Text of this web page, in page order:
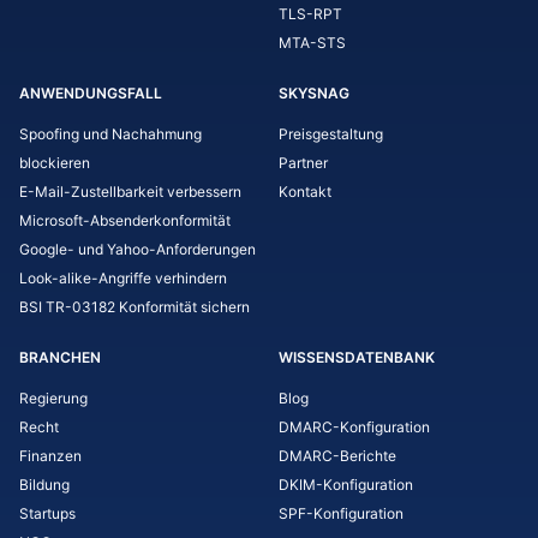
TLS-RPT
MTA-STS
ANWENDUNGSFALL
Spoofing und Nachahmung
blockieren
E-Mail-Zustellbarkeit verbessern
Microsoft-Absenderkonformität
Google- und Yahoo-Anforderungen
Look-alike-Angriffe verhindern
BSI TR-03182 Konformität sichern
SKYSNAG
Preisgestaltung
Partner
Kontakt
BRANCHEN
Regierung
Recht
Finanzen
Bildung
Startups
WISSENSDATENBANK
Blog
DMARC-Konfiguration
DMARC-Berichte
DKIM-Konfiguration
SPF-Konfiguration